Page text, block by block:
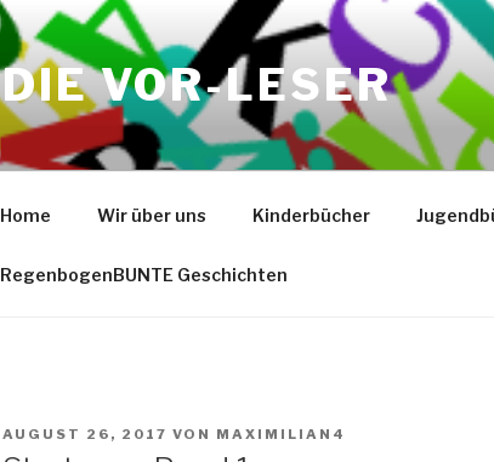
DIE VOR-LESER
Home Wir über uns Kinderbücher
RegenbogenBUNTE Geschichten
VERÖFFENTLICHT
AUGUST 26, 2017 VON MAXIMILIAN4